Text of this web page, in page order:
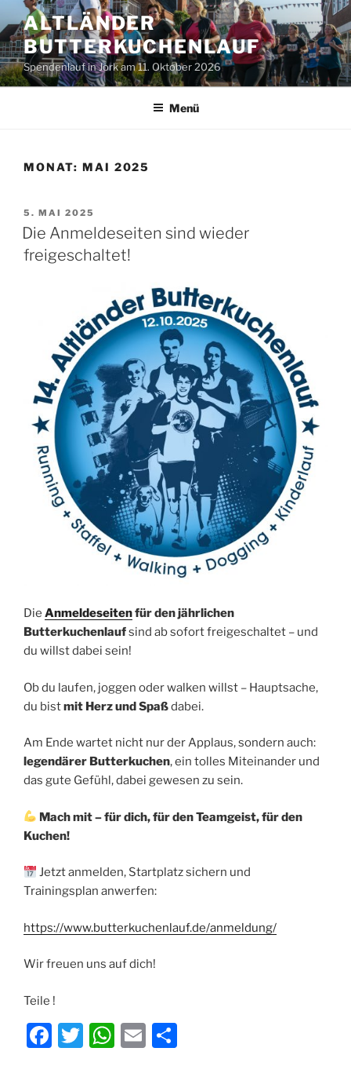
Zum
Inhalt
springen
ALTLÄNDER
BUTTERKUCHENLAUF
Spendenlauf in Jork am 11. Oktober 2026
Menü
MONAT: MAI 2025
VERÖFFENTLICHT
AM
5. MAI 2025
Die Anmeldeseiten sind wieder
freigeschaltet!
Die Anmeldeseitenfür den jährlichen
Butterkuchenlaufsind ab sofort freigeschaltet – und
du willst dabei sein!
Ob du laufen, joggen oder walken willst – Hauptsache,
du bistmit Herz und Spaßdabei.
Am Ende wartet nicht nur der Applaus, sondern auch:
legendärer Butterkuchen, ein tolles Miteinander und
das gute Gefühl, dabei gewesen zu sein.
Mach mit – für dich, für den Teamgeist, für den
Kuchen!
Jetzt anmelden, Startplatz sichern und
Trainingsplan anwerfen:
https://www.butterkuchenlauf.de/anmeldung/
Wir freuen uns auf dich!
Teile !
F
T
W E